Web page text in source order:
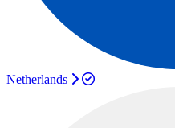
Netherlands